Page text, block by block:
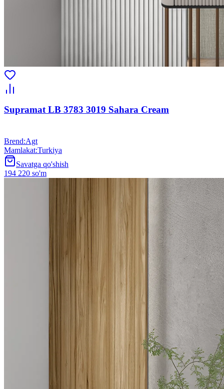
Supramat LB 3783 3019 Sahara Cream
Brend:Agt
Mamlakat:Turkiya
Savatga qo'shish
194 220 so'm